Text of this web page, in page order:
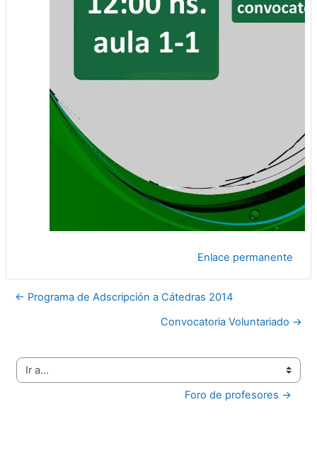
Enlace permanente
← Programa de Adscripción a Cátedras 2014
Convocatoria Voluntariado →
Ir a...
Foro de profesores →